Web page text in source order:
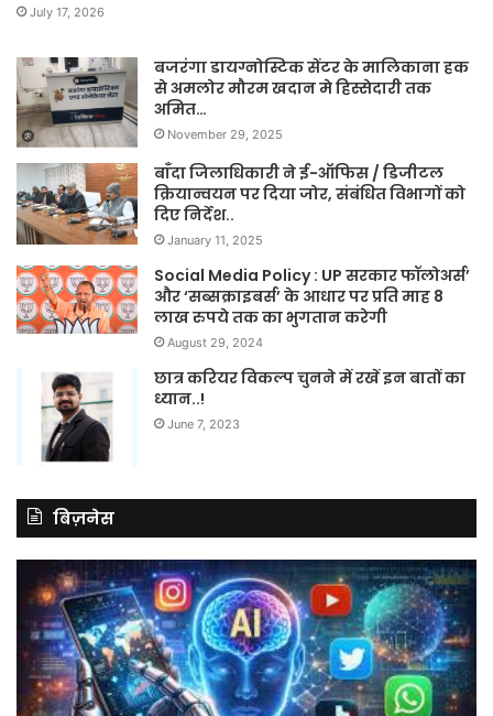
July 17, 2026
बजरंगा डायग्नोस्टिक सेंटर के मालिकाना हक
से अमलोर मौरम खदान मे हिस्सेदारी तक
अमित…
November 29, 2025
बाँदा जिलाधिकारी ने ई-ऑफिस / डिजीटल
क्रियान्वयन पर दिया जोर, संबंधित विभागों को
दिए निर्देश..
January 11, 2025
Social Media Policy : UP सरकार फॉलोअर्स’
और ‘सब्सक्राइबर्स’ के आधार पर प्रति माह 8
लाख रुपये तक का भुगतान करेगी
August 29, 2024
छात्र करियर विकल्प चुनने में रखें इन बातों का
ध्यान..!
June 7, 2023
बिज़नेस